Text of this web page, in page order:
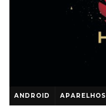
ANDROID APARELHOS